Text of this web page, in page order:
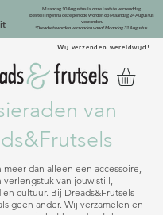
Wij verzenden wereldwijd!
Maandag 10 Augustus is onze laatste verzenddag.
Bestellingen na deze periode worden op Maandag 24 Augustus
verzonden.
*Dreadsets worden verzonden vanaf Maandag 31 Augustus.
van
meer dan alleen een accessoire,
verlengstuk van jouw stijl,
cultuur. Bij Dreads&Frutsels
geen ander. Wij verzamelen en